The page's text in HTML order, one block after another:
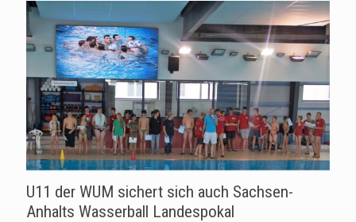
U11 der WUM sichert sich auch Sachsen-
Anhalts Wasserball Landespokal